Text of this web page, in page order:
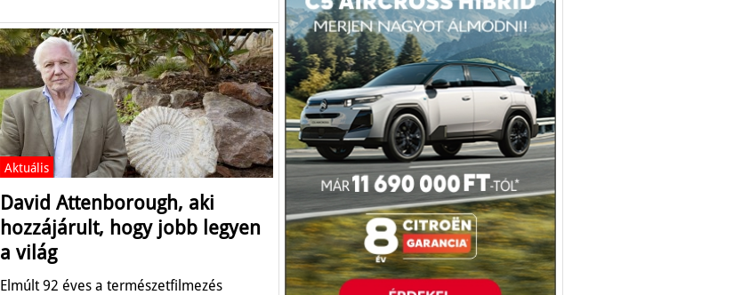
Aktuális
David Attenborough, aki
hozzájárult, hogy jobb legyen
a világ
Elmúlt 92 éves a természetfilmezés